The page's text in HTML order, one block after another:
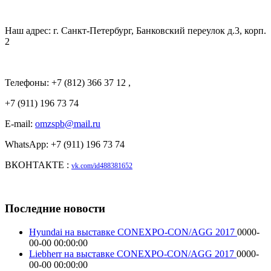
Наш адрес: г. Санкт-Петербург, Банковский переулок д.3, корп.
2
Телефоны: +7 (812) 366 37 12 ,
+7 (911) 196 73 74
E-mail: omzspb@mail.ru
WhatsApp: +7 (911) 196 73 74
ВКОНТАКТЕ : vk.com/id488381652
Последние новости
Hyundai на выставке CONEXPO-CON/AGG 2017 0000-
00-00 00:00:00
Liebherr на выставке CONEXPO-CON/AGG 2017 0000-
00-00 00:00:00